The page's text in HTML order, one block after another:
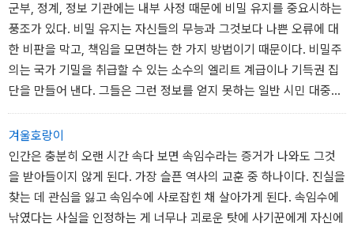
군부, 정계, 정보 기관에는 내부 사정 때문에 비밀 유지를 중요시하는
풍조가 있다. 비밀 유지는 자신들의 무능과 그것보다 나쁜 오류에 대
한 비판을 막고, 책임을 모면하는 한 가지 방법이기 때문이다. 비밀주
의는 국가 기밀을 취급할 수 있는 소수의 엘리트 계급이나 기득권 집
단을 만들어 낸다. 그들은 그런 정보를 얻지 못하는 일반 시민 대중과
구분된다.(p87/408)
겨울호랑이
인간은 충분히 오랜 시간 속다 보면 속임수라는 증거가 나와도 그것
을 받아들이지 않게 된다. 가장 슬픈 역사의 교훈 중 하나이다. 진실을
찾는 데 관심을 잃고 속임수에 사로잡힌 채 살아가게 된다. 속임수에
낚였다는 사실을 인정하는 게 너무나 괴로운 탓에 사기꾼에게 자신에